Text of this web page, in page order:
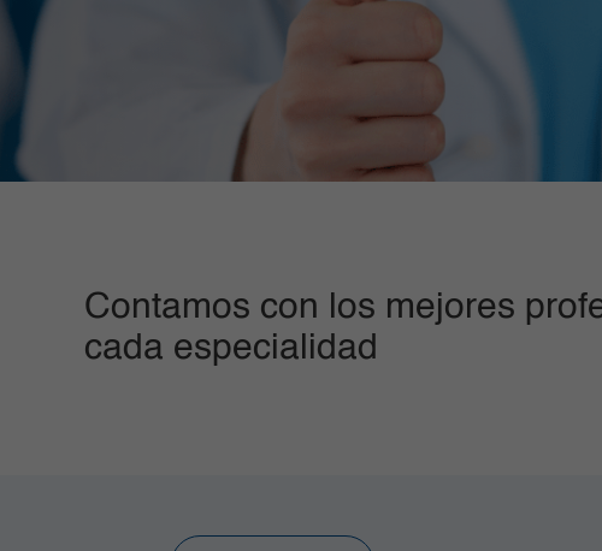
Contamos con los mejores
cada especialidad